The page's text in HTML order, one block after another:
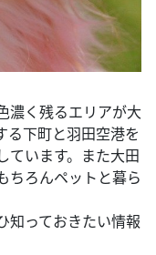
濃く残るエリアが大
る下町と羽田空港を
ています。また大田
ちろんペットと暮ら
知っておきたい情報